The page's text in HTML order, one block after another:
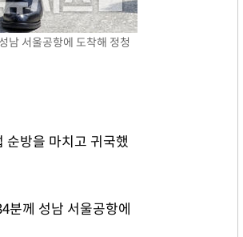
남 서울공항에 도착해 정청
순방을 마치고 귀국했
분께 성남 서울공항에